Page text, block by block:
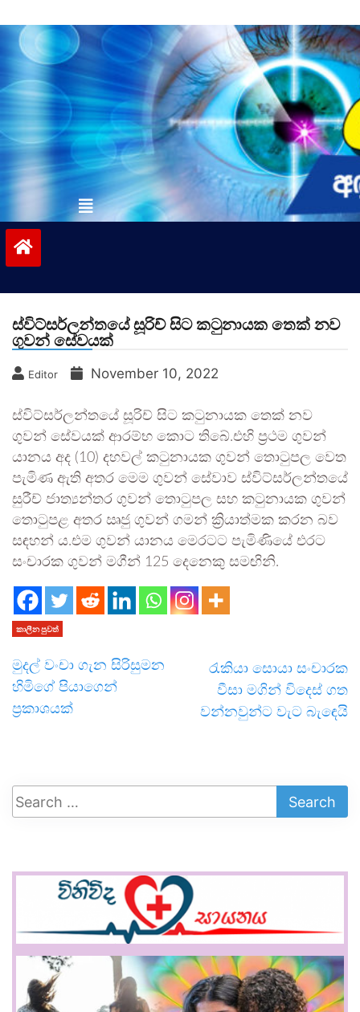
to
contentvinivida.lk
ස්විට්සර්ලන්තයේ සූරිච් සිට කටුනායක තෙක් නව
ගුවන් සේවයක්
Editor November 10, 2022
ස්විට්සර්ලන්තයේ සූරිච් සිට කටුනායක තෙක් නව
ගුවන් සේවයක් ආරම්භ කොට තිබේ.එහි ප්‍රථම ගුවන්
යානය අද (10) දහවල් කටුනායක ගුවන් තොටුපල වෙත
පැමිණ ඇති අතර මෙම ගුවන් සේවාව ස්විට්සර්ලන්තයේ
සුරීච් ජාත්‍යන්තර ගුවන් තොටුපල සහ කටුනායක ගුවන්
තොටුපළ අතර ඍජු ගුවන් ගමන් ක්‍රියාත්මක කරන බව
සඳහන් ය.එම ගුවන් යානය මෙරටට පැමිණියේ එරට
සංචාරක ගුවන් මගීන් 125 දෙනෙකු සමඟිනි.
කාලීන පුවත්
මුදල් වංචා ගැන සිරිසුමන
හිමිගේ පියාගෙන්
ප්‍රකාශයක්
රැකියා සොයා සංචාරක
වීසා මගින් විදෙස් ගත
වන්නවුන්ට වැට බැඳෙයි